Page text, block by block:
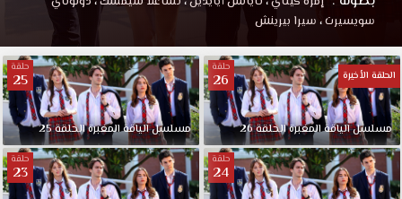
سويسيرت، سيرا بيرينش
الحلقة الأخيرة
حلقة
26
مسلسل الياقة المغبرة الحلقة 26
حلقة
25
مسلسل الياقة المغبرة الحلقة 25
حلقة
24
حلقة
23